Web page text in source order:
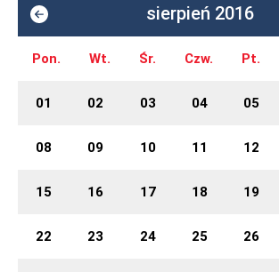
sierpień 2016
Pon. Wt. Śr. Czw. Pt.
01 02 03 04 05
08 09 10 11 12
15 16 17 18 19
22 23 24 25 26